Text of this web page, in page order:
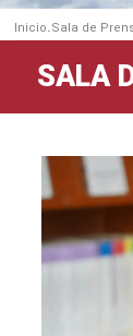
Inicio.Sala de
SALA